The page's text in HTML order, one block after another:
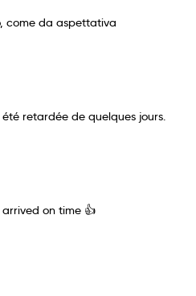
come da aspettativa
retardée de quelques jours.
on time 👍